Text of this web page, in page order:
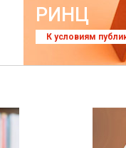
РИНЦ
К условиям